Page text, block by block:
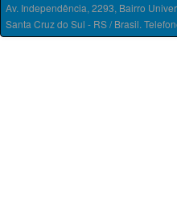
Av. Independência, 2293, Bairro
Santa Cruz do Sul - RS / Brasil.